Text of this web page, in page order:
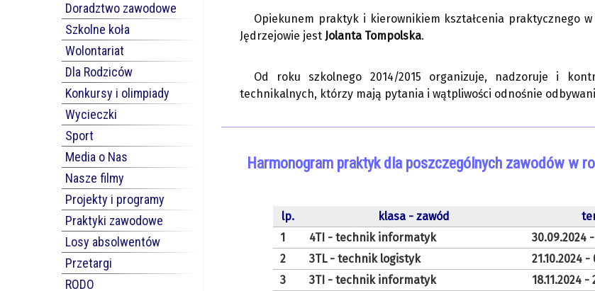
Doradztwo zawodowe
Szkolne koła
Wolontariat
Dla Rodziców
Konkursy i olimpiady
Wycieczki
Sport
Media o Nas
Nasze filmy
Projekty i programy
Praktyki zawodowe
Losy absolwentów
Przetargi
RODO
Opiekunem praktyk i kierownikiem kształcenia praktycznego
Jędrzejowie jest Jolanta Tompolska.
Od roku szkolnego 2014/2015 organizuje, nadzoruje i
technikalnych, którzy mają pytania i wątpliwości odnośnie
Harmonogram praktyk dla poszczególnych zawodów w
lp. klasa - zawód
1
4TI - technik informatyk 30.09.2024
2
3TL - technik logistyk 21.10.2024 -
3
3TI - technik informatyk 18.11.2024 -